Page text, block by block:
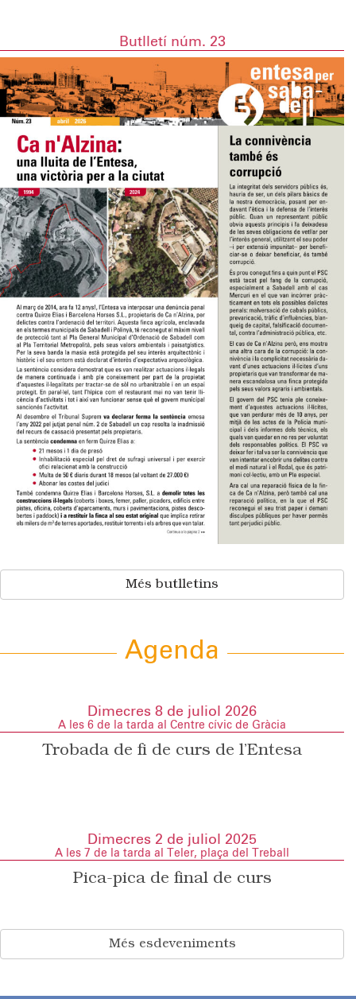
Butlletí núm. 23
Més butlletins
Agenda
Dimecres 8 de juliol 2026
A les 6 de la tarda al Centre cívic de Gràcia
Trobada de fi de curs de l’Entesa
Dimecres 2 de juliol 2025
A les 7 de la tarda al Teler, plaça del Treball
Pica-pica de final de curs
Més esdeveniments